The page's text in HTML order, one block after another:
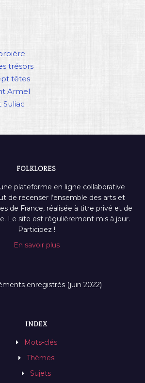
trésors
têtes
Armel
Suliac
FOLKLORES
plateforme en ligne collaborative
de recenser l’ensemble des arts et
de France, réalisée à titre privé et de
Le site est régulièrement mis à jour.
Participez !
En savoir plus
enregistrés (juin 2022)
INDEX
Mots-clés
Thèmes
Sujets